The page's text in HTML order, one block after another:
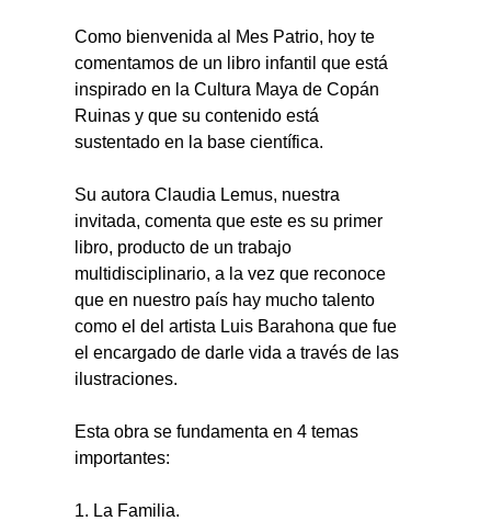
Como bienvenida al Mes Patrio, hoy te
comentamos de un libro infantil que está
inspirado en la Cultura Maya de Copán
Ruinas y que su contenido está
sustentado en la base científica.
Su autora Claudia Lemus, nuestra
invitada, comenta que este es su primer
libro, producto de un trabajo
multidisciplinario, a la vez que reconoce
que en nuestro país hay mucho talento
como el del artista Luis Barahona que fue
el encargado de darle vida a través de las
ilustraciones.
Esta obra se fundamenta en 4 temas
importantes:
1. La Familia.